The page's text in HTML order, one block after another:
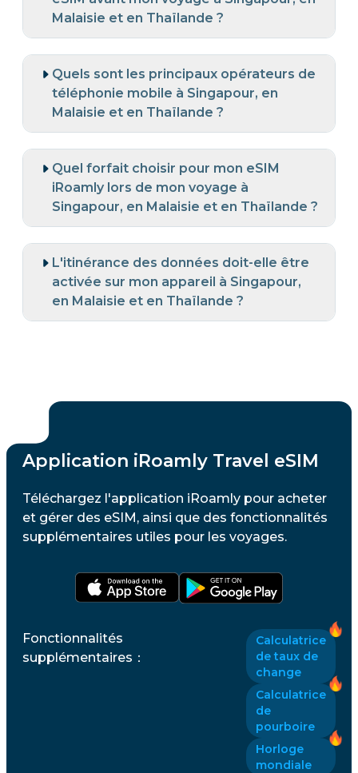
Malaisie et en Thaïlande ?
Quels sont les principaux opérateurs de
téléphonie mobile à Singapour, en
Malaisie et en Thaïlande ?
Quel forfait choisir pour mon eSIM
iRoamly lors de mon voyage à
Singapour, en Malaisie et en Thaïlande ?
L'itinérance des données doit-elle être
activée sur mon appareil à Singapour,
en Malaisie et en Thaïlande ?
Application iRoamly Travel eSIM
Téléchargez l'application iRoamly pour acheter
et gérer des eSIM, ainsi que des fonctionnalités
supplémentaires utiles pour les voyages.
Fonctionnalités
supplémentaires ：
Calculatrice
de taux de
change
Calculatrice
de
pourboire
Horloge
mondiale